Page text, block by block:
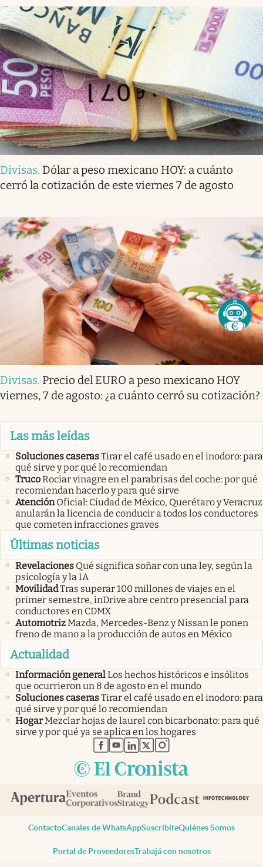
Divisas. Dólar a peso mexicano HOY: a cuánto
cerró la cotización de este viernes 7 de agosto
Divisas. Precio del EURO a peso mexicano HOY
viernes, 7 de agosto: ¿a cuánto cerró su cotización?
Las más leídas
Soluciones caserasTirar el café usado en el inodoro: para
qué sirve y por qué lo recomiendan
TrucoRociar vinagre en el parabrisas del coche: por qué
recomiendan hacerlo y para qué sirve
Atención Oficial: Ciudad de México, Querétaro y Veracruz
anularán la licencia de conducir a todos los conductores
que cometen infracciones graves
Últimas noticias
Revelaciones Qué significa soñar con una ley, según la
psicología y la IA
MovilidadTras superar 100 millones de viajes en el
primer semestre, inDrive abre centro presencial para
conductores en CDMX
AutomotrizMazda, Mercedes-Benz y Nissan le ponen
freno de mano a la producción de autos en México
Actualidad
Información generalLos hechos históricos e insólitos
que ocurrieron un 8 de agosto en el mundo
Soluciones caserasTirar el café usado en el inodoro: para
qué sirve y por qué lo recomiendan
HogarMezclar hojas de laurel con bicarbonato: para qué
sirve y por qué ya se aplica en los hogares
abre en nueva pestaña
abre en nueva pestaña
abre en nueva pestaña
abre en nueva pestaña
abre en nueva pestaña
ContactoCanales de WhatsAppSuscribiteQuiénes Somos
Portal de ProveedoresTrabajá con nosotros